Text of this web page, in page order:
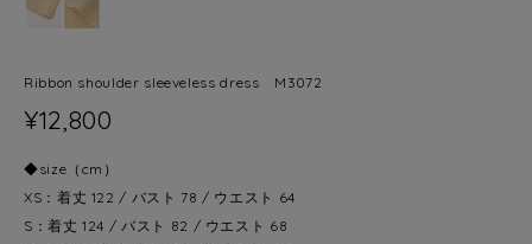
Ribbon shoulder sleeveless dress M3072
¥12,800
◆size（cm）
XS：着丈 122 / バスト 78 / ウエスト 64
S：着丈 124 / バスト 82 / ウエスト 68